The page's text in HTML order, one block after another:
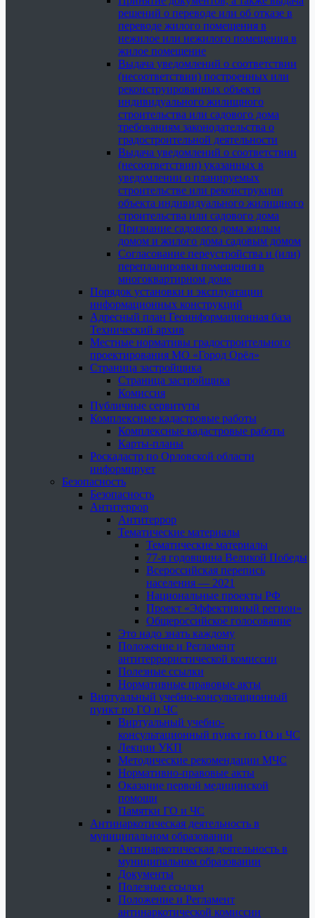
решений о переводе или об отказе в
переводе жилого помещения в
нежилое или нежилого помещения в
жилое помещение
Выдача уведомлений о соответствии
(несоответствии) построенных или
реконструированных объекта
индивидуального жилищного
строительства или садового дома
требованиям законодательства о
градостроительной деятельности
Выдача уведомлений о соответствии
(несоответствии) указанных в
уведомлении о планируемых
строительстве или реконструкции
объекта индивидуального жилищного
строительства или садового дома
Признание садового дома жилым
домом и жилого дома садовым домом
Согласование переустройства и (или)
перепланировки помещения в
многоквартирном доме
Порядок установки и эксплуатации
информационных конструкций
Адресный план Геоинформационная база
Технический архив
Местные нормативы градостроительного
проектирования МО «Город Орёл»
Страница застройщика
Страница застройщика
Комиссия
Публичные сервитуты
Комплексные кадастровые работы
Комплексные кадастровые работы
Карты-планы
Роскадастр по Орловской области
информирует
Безопасность
Безопасность
Антитеррор
Антитеррор
Тематические материалы
Тематические материалы
77-я годовщина Великой Победы
Всероссийская перепись
населения — 2021
Национальные проекты РФ
Проект «Эффективный регион»
Общероссийское голосование
Это надо знать каждому
Положение и Регламент
антитеррористической комиссии
Полезные ссылки
Нормативные правовые акты
Виртуальный учебно-консультационный
пункт по ГО и ЧС
Виртуальный учебно-
консультационный пункт по ГО и ЧС
Лекции УКП
Методические рекомендации МЧС
Нормативно-правовые акты
Оказание первой медицинской
помощи
Памятки ГО и ЧС
Антинаркотическая деятельность в
муниципальном образовании
Антинаркотическая деятельность в
муниципальном образовании
Документы
Полезные ссылки
Положение и Регламент
антинаркотической комиссии